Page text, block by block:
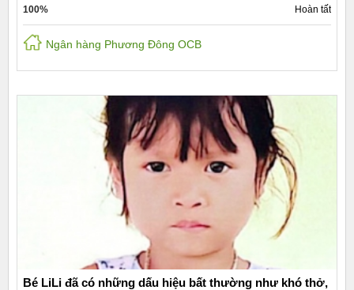
100% Hoàn tất
Ngân hàng Phương Đông OCB
Bé LiLi đã có những dấu hiệu bất thường như khó thở,